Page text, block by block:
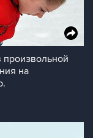
произвольной
на